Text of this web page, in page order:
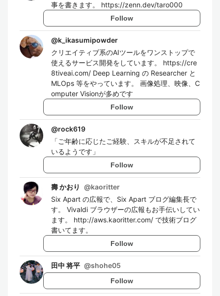
事を書きます。 https://zenn.dev/taro000
Follow
@k_ikasumipowder
クリエイティブ系のAIツールをワンストップで
使えるサービス開発をしています。 https://cre
8tiveai.com/ Deep Learning の Researcher と
MLOps 等をやっています。 画像処理、映像、C
omputer Visionが多めです
Follow
@rock619
「ご年齢に応じたご経験、スキルが不足されて
いるようです」
Follow
壽 かおり @kaoritter
Six Apart の広報で、Six Apart ブログ編集長で
す。 Vivaldi ブラウザーの広報もお手伝いしてい
ます。 http://aws.kaoritter.com/ で技術ブログ
書いてます。
Follow
田中 将平 @shohe05
Follow